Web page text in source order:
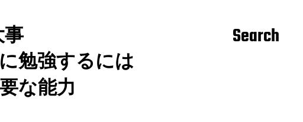
勉強するには
な能力
Search